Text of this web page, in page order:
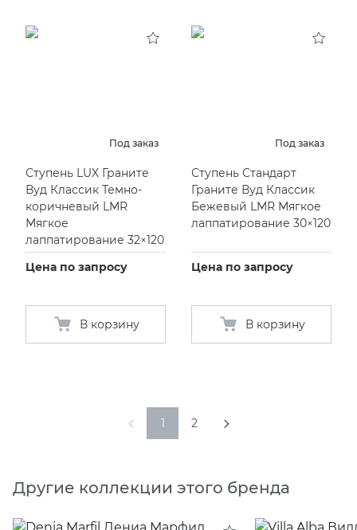
Под заказ
Ступень LUX Граните
Вуд Классик Темно-
коричневый LMR
Мягкое
лаппатирование 32×120
Цена по запросу
В корзину
Под заказ
Ступень Стандарт
Граните Вуд Классик
Бежевый LMR Мягкое
лаппатирование 30×120
Цена по запросу
В корзину
1 2
Другие коллекции этого бренда